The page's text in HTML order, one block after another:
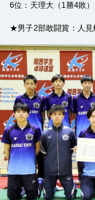
6位：天理大（1勝4敗）
★男子2部敢闘賞：人見